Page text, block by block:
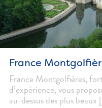
France
France Montgolfières,
d’expérience, vous
au-dessus des plus beaux